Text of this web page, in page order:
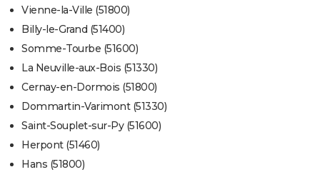
Vienne-la-Ville (51800)
Billy-le-Grand (51400)
Somme-Tourbe (51600)
La Neuville-aux-Bois (51330)
Cernay-en-Dormois (51800)
Dommartin-Varimont (51330)
Saint-Souplet-sur-Py (51600)
Herpont (51460)
Hans (51800)